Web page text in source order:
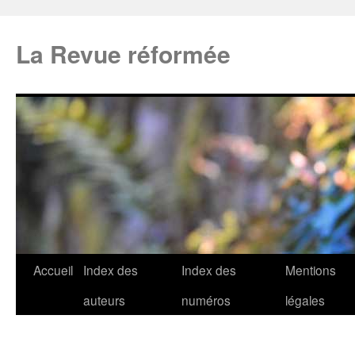
La Revue réformée
Accueil
Index des
auteurs
Index des
numéros
Mentions
légales